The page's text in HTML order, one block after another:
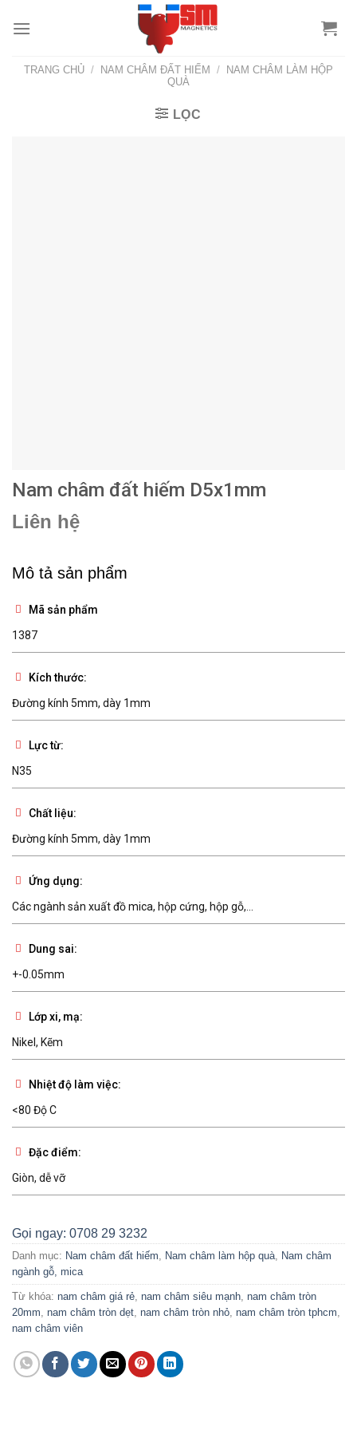
TRANG CHỦ / NAM CHÂM ĐẤT HIẾM /
NAM CHÂM LÀM HỘP
QUÀ
LỌC
Nam châm đất hiếm D5x1mm
Liên hệ
Mô tả sản phẩm
Mã sản phẩm
1387
Kích thước:
Đường kính 5mm, dày 1mm
Lực từ:
N35
Chất liệu:
Đường kính 5mm, dày 1mm
Ứng dụng:
Các ngành sản xuất đồ mica, hộp cứng, hộp gỗ,...
Dung sai:
+-0.05mm
Lớp xi, mạ:
Nikel, Kẽm
Nhiệt độ làm việc:
<80 Độ C
Đặc điểm:
Giòn, dễ vỡ
Gọi ngay: 0708 29 3232
Danh mục: Nam châm đất hiếm, Nam châm làm hộp quà, Nam châm
ngành gỗ, mica
Từ khóa: nam châm giá rẻ, nam châm siêu mạnh, nam châm tròn
20mm, nam châm tròn dẹt, nam châm tròn nhỏ, nam châm tròn tphcm,
nam châm viên